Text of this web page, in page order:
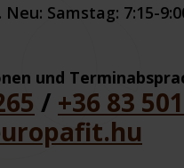
Samstag: 7:15-
und
/ +36 83 501